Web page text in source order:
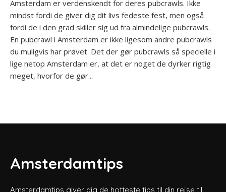
Amsterdam er verdenskendt for deres pubcrawls. Ikke
mindst fordi de giver dig dit livs fedeste fest, men også
fordi de i den grad skiller sig ud fra almindelige pubcrawls.
En pubcrawl i Amsterdam er ikke ligesom andre pubcrawls
du muligvis har prøvet. Det der gør pubcrawls så specielle i
lige netop Amsterdam er, at det er noget de dyrker rigtig
meget, hvorfor de gør...
Amsterdamtips
Amsterdamtips giver dig de hotteste tips til din rejse til